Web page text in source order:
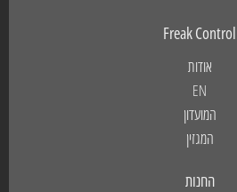
Freak Control
אודות
EN
המועדון
המגזין
החנות